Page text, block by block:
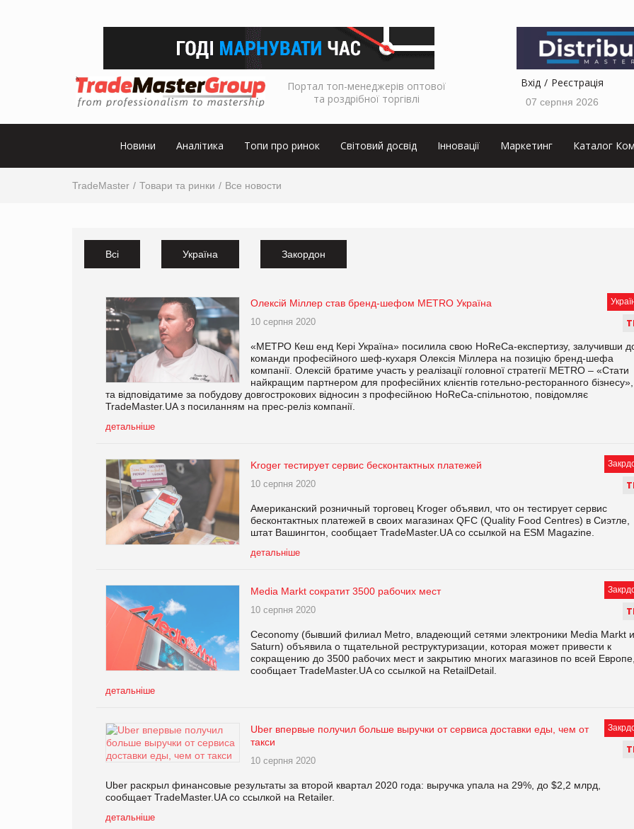
Портал топ-менеджерів оптової
та роздрібної торгівлі
Вхід Реєстрація
07 серпня 2026
Новини Аналітика Топи про ринок Світовий досвід Інновації Маркетинг Каталог
TradeMaster Товари та ринки Все новости
Всі Україна Закордон
Т
Олексій Міллер став бренд-шефом METRO Україна
10 серпня 2020
«МЕТРО Кеш енд Кері Україна» посилила свою HoReCa-експертизу, залучивши
команди професійного шеф-кухаря Олексія Міллера на позицію бренд-шефа
компанії. Олексій братиме участь у реалізації головної стратегії МЕТRО – «Стати
найкращим партнером для професійних клієнтів готельно-ресторанного бізнесу»,
та відповідатиме за побудову довгострокових відносин з професійною HoReCa-спільнотою, повідомляє
TradeMaster.UA з посиланням на прес-реліз компанії.
детальніше
Т
Kroger тестирует сервис бесконтактных платежей
10 серпня 2020
Американский розничный торговец Kroger объявил, что он тестирует сервис
бесконтактных платежей в своих магазинах QFC (Quality Food Centres) в Сиэтле,
штат Вашингтон, сообщает TradeMaster.UA со ссылкой на ESM Magazine.
детальніше
Т
Media Markt сократит 3500 рабочих мест
10 серпня 2020
Ceconomy (бывший филиал Metro, владеющий сетями электроники Media Markt и
Saturn) объявила о тщательной реструктуризации, которая может привести к
сокращению до 3500 рабочих мест и закрытию многих магазинов по всей Европе,
сообщает TradeMaster.UA со ссылкой на RetailDetail.
детальніше
Т
Uber впервые получил больше выручки от сервиса доставки еды, чем от
такси
10 серпня 2020
Uber раскрыл финансовые результаты за второй квартал 2020 года: выручка упала на 29%, до $2,2 млрд,
сообщает TradeMaster.UA со ссылкой на Retailer.
детальніше